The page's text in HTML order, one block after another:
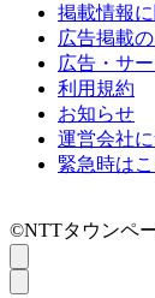
掲載情報
広告掲載
広告・サ
利用規約
お知らせ
運営会社
緊急時は
©NTTタウンペー